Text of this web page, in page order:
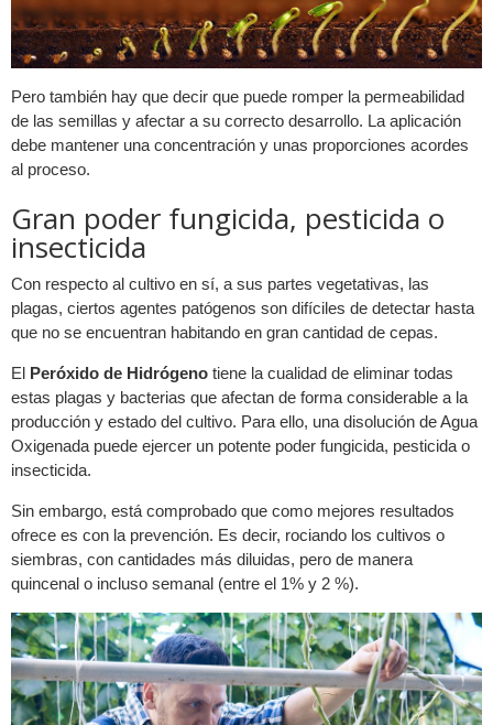
Pero también hay que decir que puede romper la permeabilidad
de las semillas y afectar a su correcto desarrollo. La aplicación
debe mantener una concentración y unas proporciones acordes
al proceso.
Gran poder fungicida, pesticida o
insecticida
Con respecto al cultivo en sí, a sus partes vegetativas, las
plagas, ciertos agentes patógenos son difíciles de detectar hasta
que no se encuentran habitando en gran cantidad de cepas.
El Peróxido de Hidrógeno tiene la cualidad de eliminar todas
estas plagas y bacterias que afectan de forma considerable a la
producción y estado del cultivo. Para ello, una disolución de Agua
Oxigenada puede ejercer un potente poder fungicida, pesticida o
insecticida.
Sin embargo, está comprobado que como mejores resultados
ofrece es con la prevención. Es decir, rociando los cultivos o
siembras, con cantidades más diluidas, pero de manera
quincenal o incluso semanal (entre el 1% y 2 %).